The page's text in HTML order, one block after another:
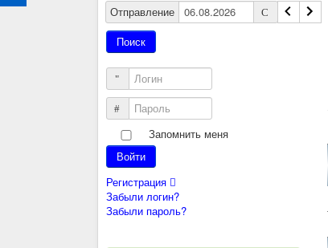
Отправление
Логин
Пароль
Запомнить меня
Войти
Регистрация
Забыли логин?
Забыли пароль?